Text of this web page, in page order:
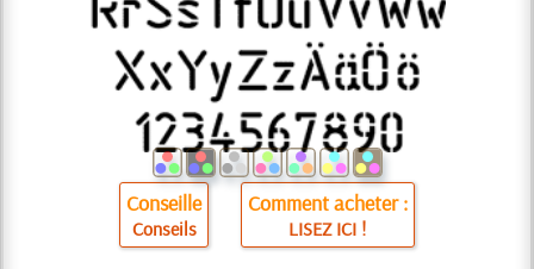
Conseille
Conseils
Comment acheter :
LISEZ ICI !